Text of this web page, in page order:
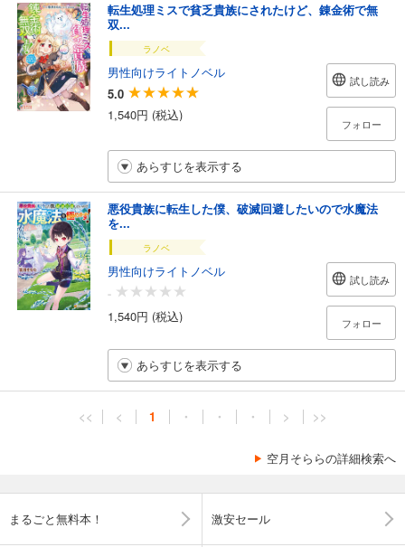
転生処理ミスで貧乏貴族にされたけど、錬金術で無
双...
ラノベ
男性向けライトノベル
5.0
1,540円 (税込)
試し読み
フォロー
あらすじを表示する
悪役貴族に転生した僕、破滅回避したいので水魔法
を...
ラノベ
男性向けライトノベル
-
1,540円 (税込)
試し読み
フォロー
あらすじを表示する
<< < 1 ・ ・ ・ > >>
空月そららの詳細検索へ
まるごと無料本！ 激安セール